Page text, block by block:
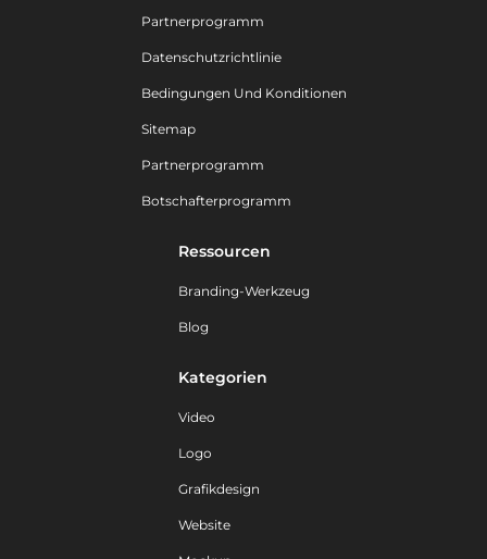
Partnerprogramm
Datenschutzrichtlinie
Bedingungen Und Konditionen
Sitemap
Partnerprogramm
Botschafterprogramm
Ressourcen
Branding-Werkzeug
Blog
Kategorien
Video
Logo
Grafikdesign
Website